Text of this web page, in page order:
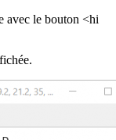
avec le bouton <hi